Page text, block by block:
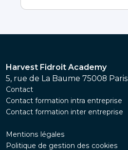
Harvest Fidroit Academy
5, rue de La Baume 75008 Paris
Contact
Contact formation intra entreprise
Contact formation inter entreprise
Mentions légales
Politique de gestion des cookies